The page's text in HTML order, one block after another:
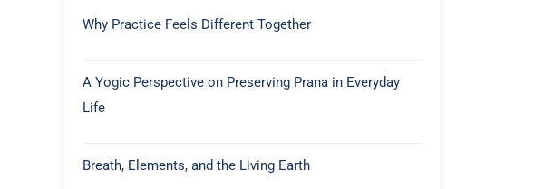
Why Practice Feels Different Together
A Yogic Perspective on Preserving Prana in Everyday
Life
Breath, Elements, and the Living Earth